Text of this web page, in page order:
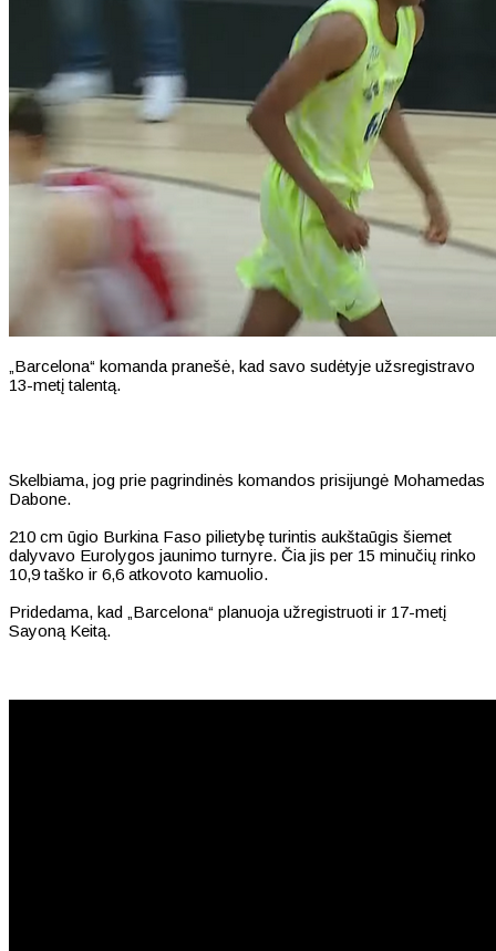
„Barcelona“ komanda pranešė, kad savo sudėtyje užsregistravo
13-metį talentą.
Skelbiama, jog prie pagrindinės komandos prisijungė Mohamedas
Dabone.
210 cm ūgio Burkina Faso pilietybę turintis aukštaūgis šiemet
dalyvavo Eurolygos jaunimo turnyre. Čia jis per 15 minučių rinko
10,9 taško ir 6,6 atkovoto kamuolio.
Pridedama, kad „Barcelona“ planuoja užregistruoti ir 17-metį
Sayoną Keitą.